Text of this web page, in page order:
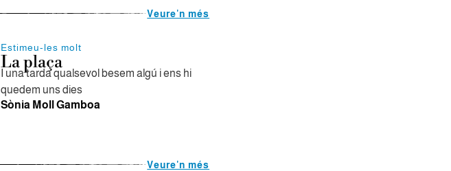
Veure'n més
Estimeu-les molt
La plaça
I una tarda qualsevol besem algú i ens hi
quedem uns dies
Sònia Moll Gamboa
Veure'n més